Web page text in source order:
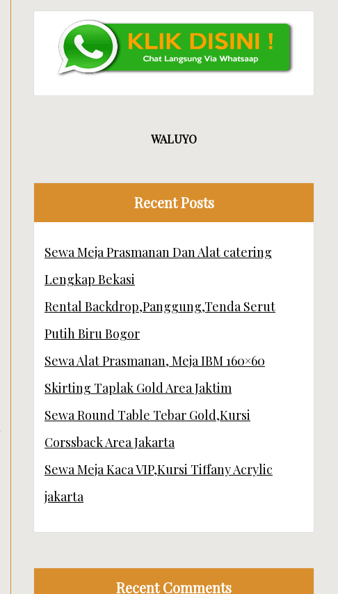
WALUYO
Recent Posts
Sewa Meja Prasmanan Dan Alat catering
Lengkap Bekasi
Rental Backdrop,Panggung,Tenda Serut
Putih Biru Bogor
Sewa Alat Prasmanan, Meja IBM 160×60
Skirting Taplak Gold Area Jaktim
Sewa Round Table Tebar Gold,Kursi
Corssback Area Jakarta
Sewa Meja Kaca VIP,Kursi Tiffany Acrylic
jakarta
Recent Comments